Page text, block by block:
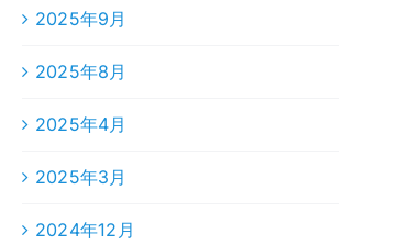
2025年9月
2025年8月
2025年4月
2025年3月
2024年12月